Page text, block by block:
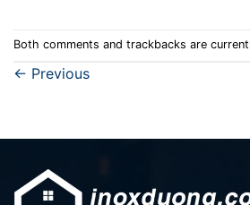
Both comments and trackbacks are
← Previous